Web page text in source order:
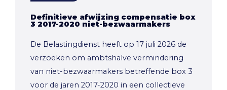
Definitieve afwijzing compensatie box
3 2017-2020 niet-bezwaarmakers
De Belastingdienst heeft op 17 juli 2026 de
verzoeken om ambtshalve vermindering
van niet-bezwaarmakers betreffende box 3
voor de jaren 2017-2020 in een collectieve